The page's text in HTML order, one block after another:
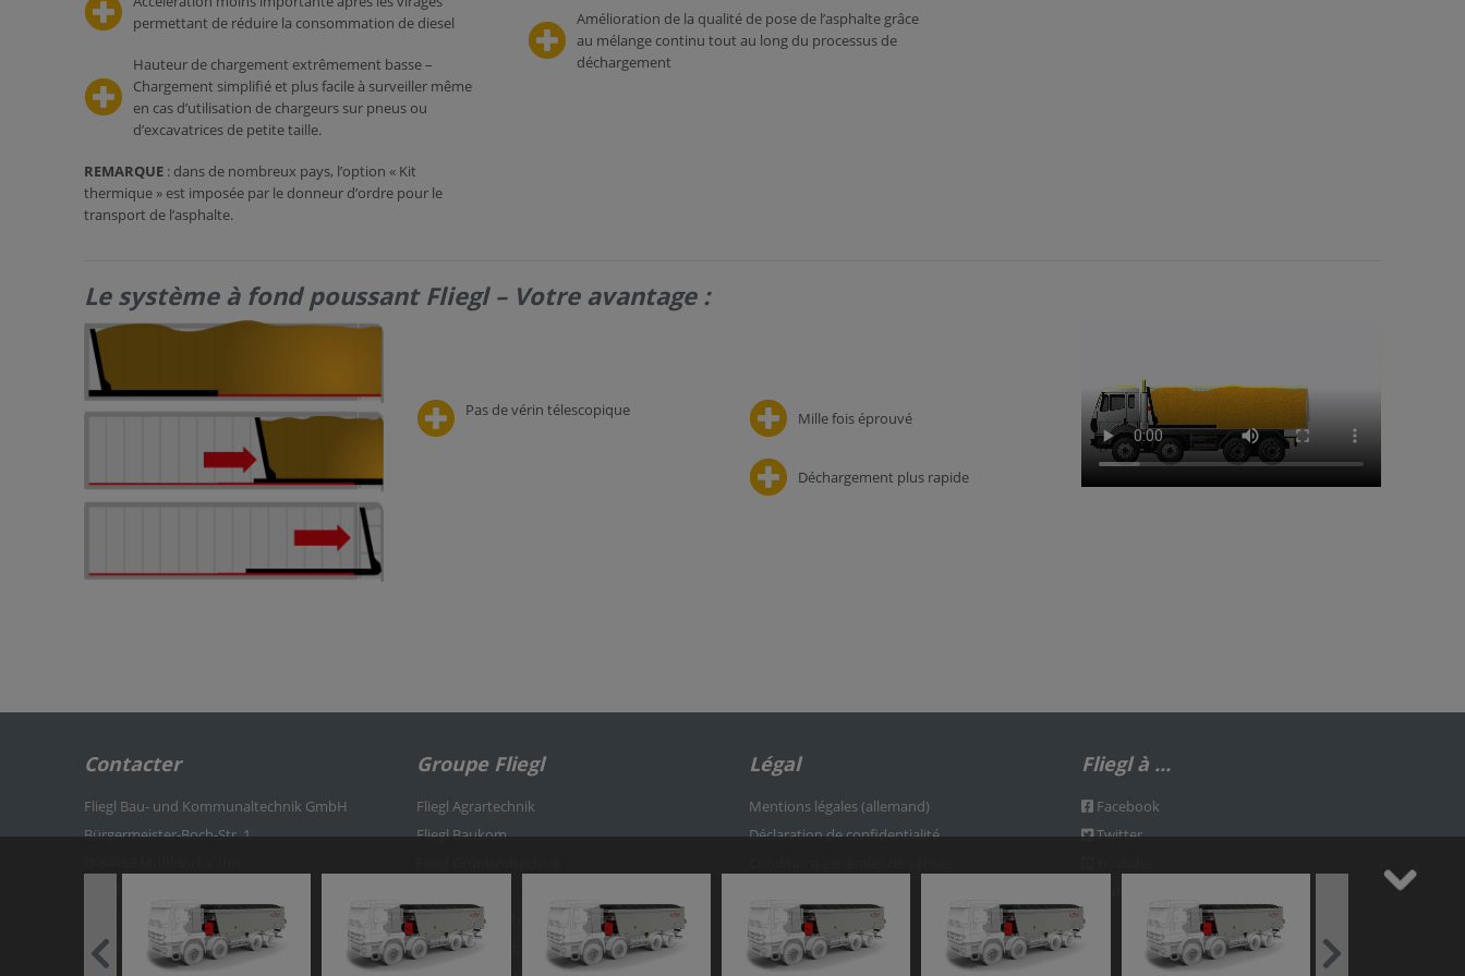
permettant de réduire la consommation de diesel
Hauteur de chargement extrêmement basse –
Chargement simplifié et plus facile à surveiller même
en cas d’utilisation de chargeurs sur pneus ou
d’excavatrices de petite taille.
REMARQUE : dans de nombreux pays, l’option « Kit
thermique » est imposée par le donneur d’ordre pour le
transport de l’asphalte.
Amélioration de la qualité de pose de l’asphalte grâce
au mélange continu tout au long du processus de
déchargement
Le système à fond poussant Fliegl – Votre avantage :
Pas de vérin télescopique Mille fois éprouvé
Déchargement plus rapide
Contacter
Fliegl Bau- und Kommunaltechnik GmbH
Bürgermeister-Boch-Str. 1
fax: +49 (0) 8631 307-553
E-Mail: baukom@fliegl.com
Groupe Fliegl
Fliegl Agrartechnik
Fliegl Baukom
Fliegl Agro-Center
Fliegl Fahrzeugbau
Légal
Mentions légales (allemand)
Déclaration de confidentialité
Fliegl à ...
Facebook
Twitter